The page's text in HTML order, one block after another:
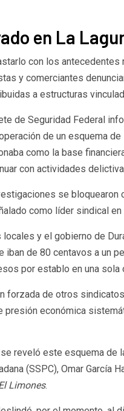
en La
con los antecedentes
y comerciantes
a estructuras
de Seguridad Federal
de un esquema
como la base
con actividades
se bloquearon
como líder sindical en
y el gobierno de
iban de 80 centavos a un
por establo en una sola
forzada de otros
presión económica
reveló este esquema de
(SSPC), Omar García
Limones.